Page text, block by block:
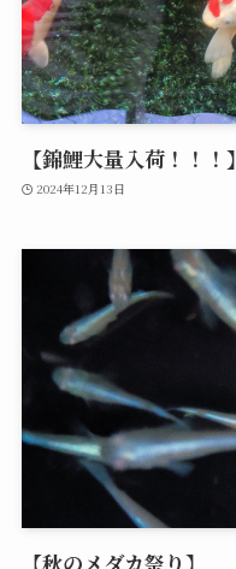
【錦鯉大量入荷！！！】
2024年12月13日
【秋のメダカ祭り】